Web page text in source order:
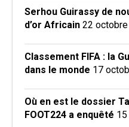
Serhou Guirassy de
d’or Africain 22
Classement FIFA : la
dans le monde 17
Où en est le dossier
FOOT224 a enquêté